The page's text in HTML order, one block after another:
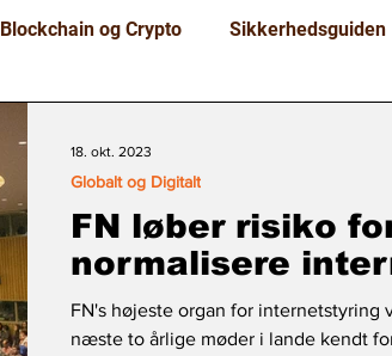
Blockchain og Crypto Sikkerhedsguiden
FN løber risiko
normalisere
FN's højeste organ for internetstyring
næste to årlige møder i lande kendt
Globalt og Digitalt
18. okt. 2023